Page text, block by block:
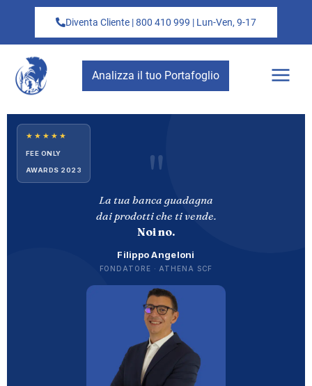
Diventa Cliente | 800 410 999 | Lun-Ven, 9-17
Analizza il tuo Portafoglio
★★★★★
FEE ONLY
AWARDS 2023 "
La tua banca guadagna
dai prodotti che ti vende.
Noi no.
Filippo Angeloni
FONDATORE · ATHENA SCF